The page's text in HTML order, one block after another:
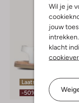
Wil je je
jouw
klacht
Laatste maten
-50%